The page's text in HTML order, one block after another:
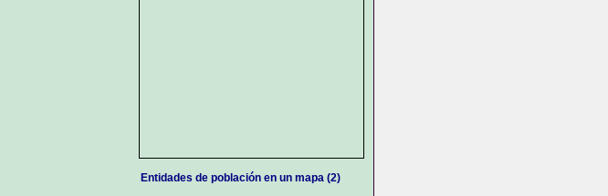
Entidades de población en un mapa (2)